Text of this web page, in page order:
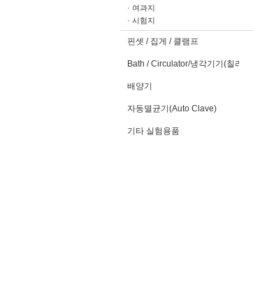
· 여과지
· 시험지
핀셋 / 집게 / 클램프
Bath / Circulator/냉각기기(칠러)
배양기
자동멸균기(Auto Clave)
기타 실험용품